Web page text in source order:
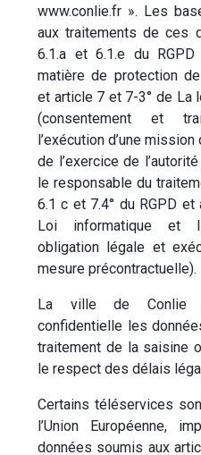
www.conlie.fr ». Les
aux traitements de ces
6.1.a et 6.1.e du
matière de protection
et article 7 et 7-3° de La
(consentement et
l’exécution d’une
de l’exercice de
le responsable du
6.1 c et 7.4° du RGPD
Loi informatique et
obligation légale et
mesure précontractuelle).
La ville de Conlie
confidentielle les
traitement de la saisine
le respect des délais
Certains téléservices
l’Union Européenne,
données soumis aux